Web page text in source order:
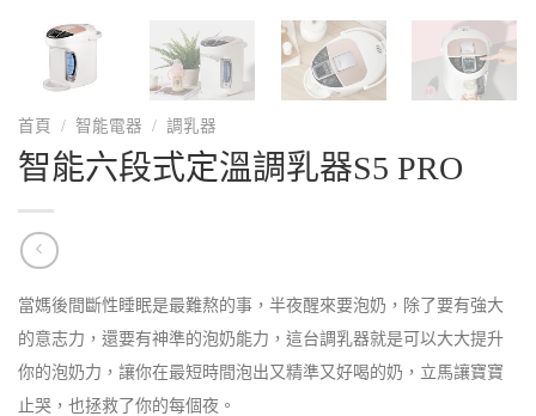
首頁 / 智能電器 / 調乳器
智能六段式定溫調乳器S5 PRO
當媽後間斷性睡眠是最難熬的事，半夜醒來要泡奶，除了要有強大
的意志力，還要有神準的泡奶能力，這台調乳器就是可以大大提升
你的泡奶力，讓你在最短時間泡出又精準又好喝的奶，立馬讓寶寶
止哭，也拯救了你的每個夜。